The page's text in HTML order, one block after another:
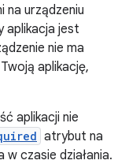
na urządzeniu
aplikacja jest
nie ma
aplikację,
aplikacji nie
atrybut na
w czasie działania.